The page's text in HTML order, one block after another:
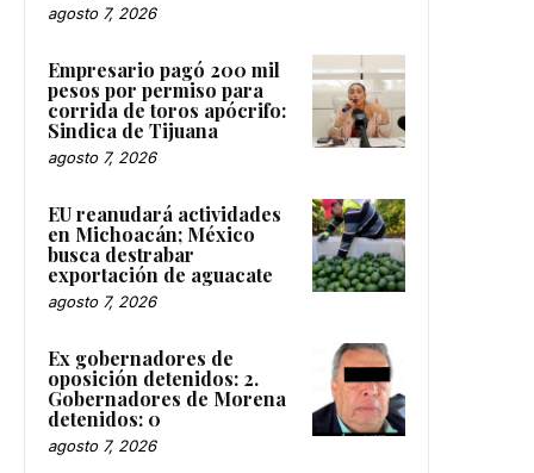
agosto 7, 2026
Empresario pagó 200 mil
pesos por permiso para
corrida de toros apócrifo:
Sindica de Tijuana
agosto 7, 2026
EU reanudará actividades
en Michoacán; México
busca destrabar
exportación de aguacate
agosto 7, 2026
Ex gobernadores de
oposición detenidos: 2.
Gobernadores de Morena
detenidos: 0
agosto 7, 2026